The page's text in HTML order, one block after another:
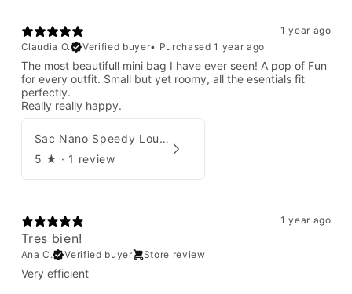
1 year ago
Claudia O.
Verified buyer• Purchased 1 year ago
The most beautifull mini bag I have ever seen! A pop of Fun
for every outfit. Small but yet roomy, all the esentials fit
perfectly.
Really really happy.
Sac Nano Speedy Louis Vuitton X Yayoi Kusama
5 ★ · 1 review
1 year ago
Tres bien!
Ana C. Verified buyer Store review
Very efficient